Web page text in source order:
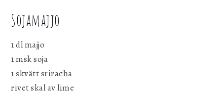
Sojamajjo
1 dl majjo
1 msk soja
1 skvätt sriracha
rivet skal av lime